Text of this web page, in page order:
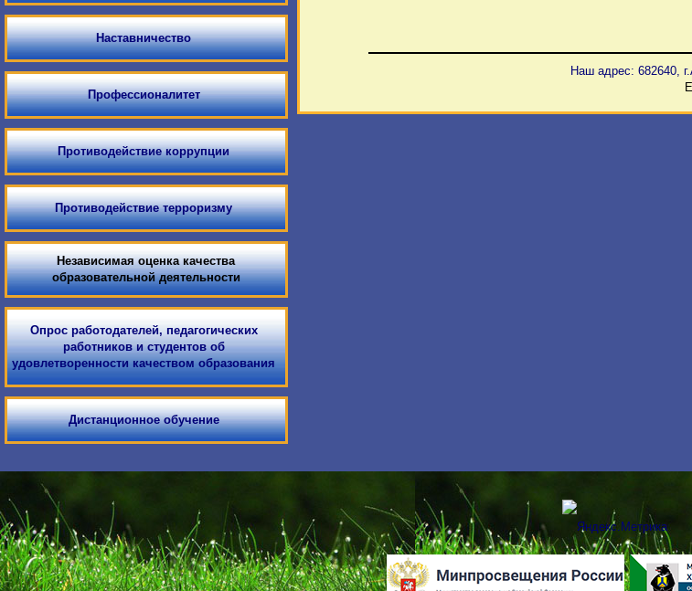
Наставничество
Профессионалитет
Противодействие коррупции
Противодействие терроризму
Независимая оценка качества
образовательной деятельности
Опрос работодателей, педагогических
работников и студентов об
удовлетворенности качеством образования
Дистанционное обучение
Наш адрес: 682640,